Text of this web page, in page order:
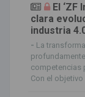
El ‘ZF
clara
industria
- La
competencias
Con el objetivo